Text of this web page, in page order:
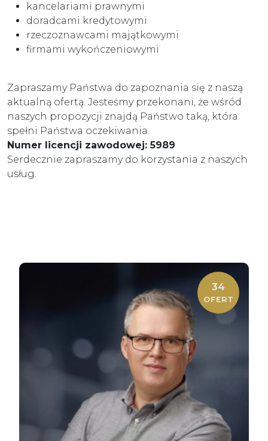
kancelariami prawnymi
doradcami kredytowymi
rzeczoznawcami majątkowymi
firmami wykończeniowymi
Zapraszamy Państwa do zapoznania się z naszą
aktualną ofertą. Jesteśmy przekonani, że wśród
naszych propozycji znajdą Państwo taką, która
spełni Państwa oczekiwania.
Numer licencji zawodowej: 5989
Serdecznie zapraszamy do korzystania z naszych
usług.
34
OFERT